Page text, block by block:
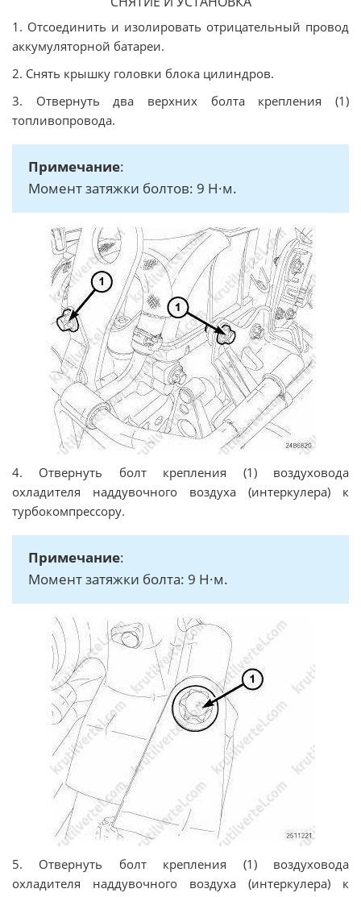
1. Отсоединить и изолировать отрицательный провод
аккумуляторной батареи.
2. Снять крышку головки блока цилиндров.
3. Отвернуть два верхних болта крепления (1)
топливопровода.
Примечание:
Момент затяжки болтов: 9 Н·м.
4. Отвернуть болт крепления (1) воздуховода
охладителя наддувочного воздуха (интеркулера) к
турбокомпрессору.
Примечание:
Момент затяжки болта: 9 Н·м.
5. Отвернуть болт крепления (1) воздуховода
охладителя наддувочного воздуха (интеркулера) к